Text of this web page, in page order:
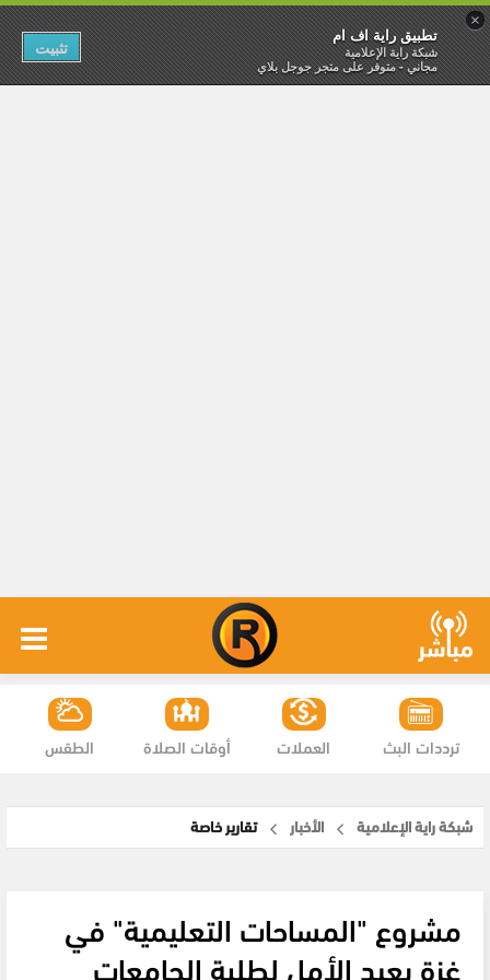
×
تطبيق راية اف ام
شبكة راية الإعلامية
مجاني - متوفر على متجر جوجل بلاي
تثبيت
الطقس أوقات الصلاة العملات ترددات البث
شبكة راية الإعلامية الأخبار تقارير خاصة
مشروع "المساحات التعليمية" في
غزة يعيد الأمل لطلبة الجامعات